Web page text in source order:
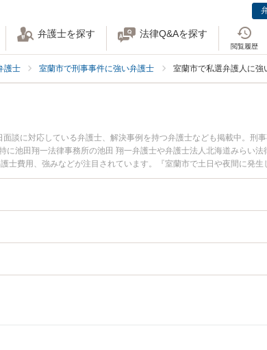
弁護士を探す 法律Q&Aを探す
閲覧履歴
護士 室蘭市で刑事事件に強い弁護士 室蘭市で私選弁護人に強
談に対応している弁護士、解決事例を持つ弁護士なども掲載中。刑
池田翔一法律事務所の池田 翔一弁護士や弁護士法人北海道みらい法
費用、強みなどが注目されています。『室蘭市で土日や夜間に発生
弁護士を検索したい』『初回相談無料で私選弁護人を法律相談でき